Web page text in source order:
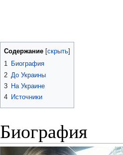
Содержание
1 Биография
2 До Украины
3 На Украине
4 Источники
Биография